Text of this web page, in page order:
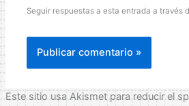
Seguir respuestas a esta entrada a través
Este sitio usa Akismet para reducir el